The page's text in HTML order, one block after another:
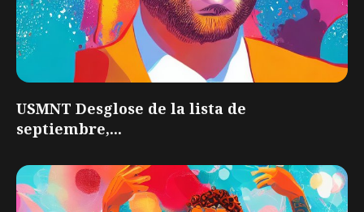
USMNT Desglose de la lista de
septiembre,...